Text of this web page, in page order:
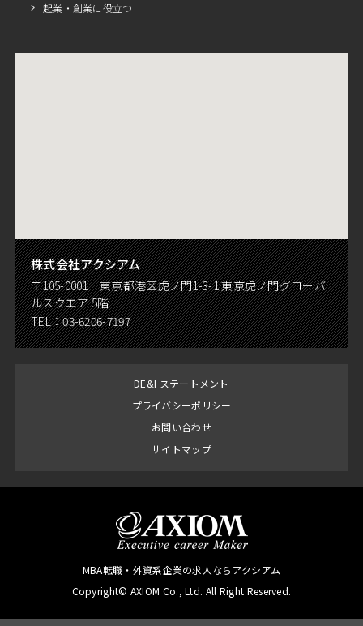
起業・創業に役立つ
株式会社アクシアム
〒105-0001 東京都港区虎ノ門1-3-1 東京虎ノ門グローバ
ルスクエア 5階
TEL：03-6206-7197
DE&I ステートメント
プライバシーポリシー
お問い合わせ
サイトマップ
MBA転職・外資系企業の求人ならアクシアム
Copyright© AXIOM Co., Ltd. All Right Reserved.